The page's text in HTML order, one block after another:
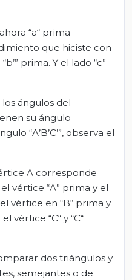
“a“ prima
que hiciste con
prima. Y el lado “c”
ángulos del
su ángulo
“A’B’C’”, observa el
A corresponde
vértice “A” prima y el
vértice en “B“ prima y
vértice “C“ y “C“
dos triángulos y
semejantes o de